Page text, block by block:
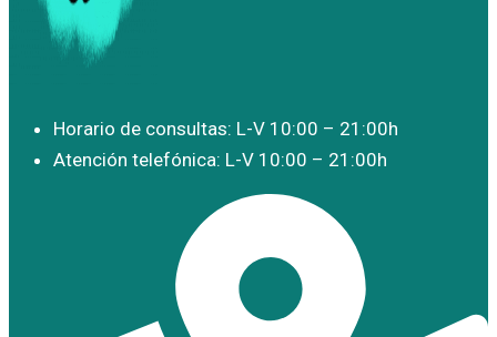
Horario de consultas: L-V 10:00 – 21:00h
Atención telefónica: L-V 10:00 – 21:00h